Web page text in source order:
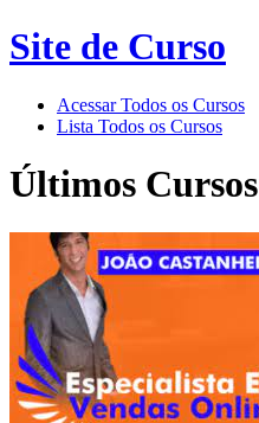
Site de Curso
Acessar Todos os Cursos
Lista Todos os Cursos
Últimos Cursos